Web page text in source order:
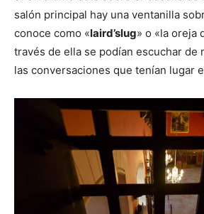
salón principal hay una ventanilla
conoce como «laird’slug» o «la oreja
través de ella se podían escuchar de
las conversaciones que tenían lugar